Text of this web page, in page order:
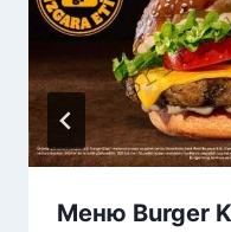
Меню Burger